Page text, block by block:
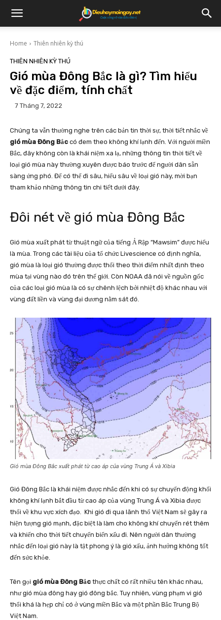
Home Thiên nhiên kỳ thú
THIÊN NHIÊN KỲ THÚ
Gió mùa Đông Bắc là gì? Tìm hiểu
về đặc điểm, tính chất
7 Tháng 7, 2022
Chúng ta vẫn thường nghe trên các bản tin thời sự, thời tiết nhắc về
gió mùa Đông Bắc có đem theo không khí lạnh đến. Với người miền
Bắc, đây không còn là khái niệm xa lạ, những thông tin thời tiết về
loại gió mùa này thường xuyên được báo trước để người dân sẵn
sàng ứng phó. Để có thể đi sâu, hiểu sâu về loại gió này, mời bạn
tham khảo những thông tin chi tiết dưới đây.
Đôi nét về gió mùa Đông Bắc
Gió mùa xuất phát từ thuật ngữ của tiếng Ả Rập “Mawsim” được hiểu
là mùa. Trong các tài liệu của tổ chức Livescience có định nghĩa,
gió mùa là loại gió thường được thổi theo thời điểm nhất định theo
mùa tại vùng nào đó trên thế giới. Còn NOAA đã nói về nguồn gốc
của các loại gió mùa là có sự chênh lệch bởi nhiệt độ khác nhau với
vùng đất liền và vùng đại dương nằm sát đó.
Gió mùa Đông Bắc xuất phát từ cao áp của vùng Trung Á và Xibia
Gió Đông Bắc là khái niệm được nhắc đến khi có sự chuyển động khối
không khí lạnh bắt đầu từ cao áp của vùng Trung Á và Xibia được
thổi về khu vực xích đạo. Khi gió đi qua lãnh thổ Việt Nam sẽ gây ra
hiện tượng gió mạnh, đặc biệt là làm cho không khí chuyển rét thêm
và khiến cho thời tiết chuyển biến xấu đi. Nên người dân thường
nhắc đến loại gió này là tật phong ý là gió xấu, ảnh hưởng không tốt
đến sức khỏe.
Tên gọi gió mùa Đông Bắc thực chất có rất nhiều tên khác nhau,
như gió mùa đông hay gió đông bắc. Tuy nhiên, vùng phạm vi gió
thổi khá là hẹp chỉ có ở vùng miền Bắc và một phần Bắc Trung Bộ
Việt Nam.